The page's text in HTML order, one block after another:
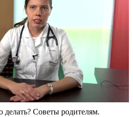
делать? Советы родителям.